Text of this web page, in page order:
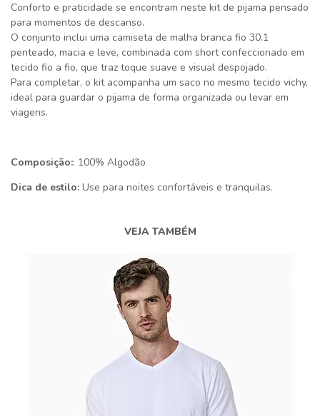
Conforto e praticidade se encontram neste kit de pijama pensado
para momentos de descanso.
O conjunto inclui uma camiseta de malha branca fio 30.1
penteado, macia e leve, combinada com short confeccionado em
tecido fio a fio, que traz toque suave e visual despojado.
Para completar, o kit acompanha um saco no mesmo tecido vichy,
ideal para guardar o pijama de forma organizada ou levar em
viagens.
Composição:: 100% Algodão
Dica de estilo: Use para noites confortáveis e tranquilas.
VEJA TAMBÉM